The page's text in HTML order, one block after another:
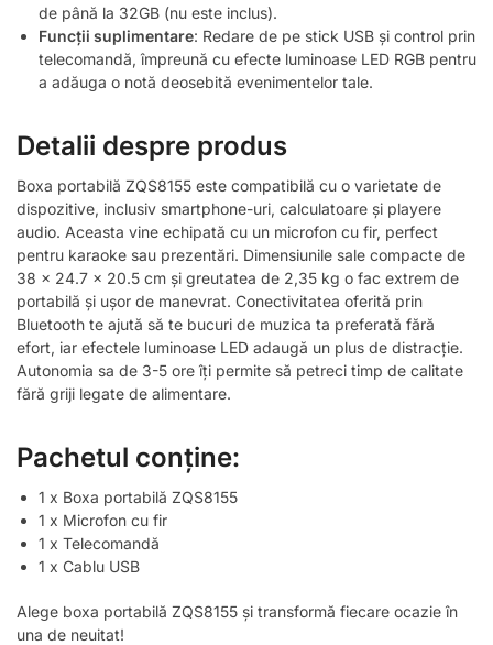
de până la 32GB (nu este inclus).
Funcții suplimentare: Redare de pe stick USB și control prin
telecomandă, împreună cu efecte luminoase LED RGB pentru
a adăuga o notă deosebită evenimentelor tale.
Detalii despre produs
Boxa portabilă ZQS8155 este compatibilă cu o varietate de
dispozitive, inclusiv smartphone-uri, calculatoare și playere
audio. Aceasta vine echipată cu un microfon cu fir, perfect
pentru karaoke sau prezentări. Dimensiunile sale compacte de
38 x 24.7 x 20.5 cm și greutatea de 2,35 kg o fac extrem de
portabilă și ușor de manevrat. Conectivitatea oferită prin
Bluetooth te ajută să te bucuri de muzica ta preferată fără
efort, iar efectele luminoase LED adaugă un plus de distracție.
Autonomia sa de 3-5 ore îți permite să petreci timp de calitate
fără griji legate de alimentare.
Pachetul conține:
1 x Boxa portabilă ZQS8155
1 x Microfon cu fir
1 x Telecomandă
1 x Cablu USB
Alege boxa portabilă ZQS8155 și transformă fiecare ocazie în
una de neuitat!